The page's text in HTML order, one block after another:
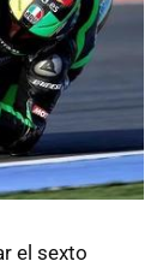
el sexto